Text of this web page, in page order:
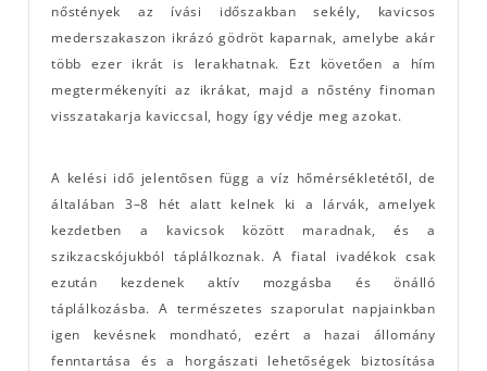
nőstények az ívási időszakban sekély, kavicsos
mederszakaszon ikrázó gödröt kaparnak, amelybe akár
több ezer ikrát is lerakhatnak. Ezt követően a hím
megtermékenyíti az ikrákat, majd a nőstény finoman
visszatakarja kaviccsal, hogy így védje meg azokat.
A kelési idő jelentősen függ a víz hőmérsékletétől, de
általában 3–8 hét alatt kelnek ki a lárvák, amelyek
kezdetben a kavicsok között maradnak, és a
szikzacskójukból táplálkoznak. A fiatal ivadékok csak
ezután kezdenek aktív mozgásba és önálló
táplálkozásba. A természetes szaporulat napjainkban
igen kevésnek mondható, ezért a hazai állomány
fenntartása és a horgászati lehetőségek biztosítása